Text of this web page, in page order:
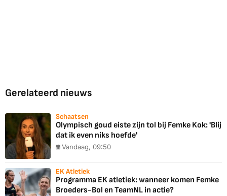
Gerelateerd nieuws
Schaatsen
Olympisch goud eiste zijn tol bij Femke Kok: 'Blij
dat ik even niks hoefde'
Vandaag, 09:50
EK Atletiek
Programma EK atletiek: wanneer komen Femke
Broeders-Bol en TeamNL in actie?